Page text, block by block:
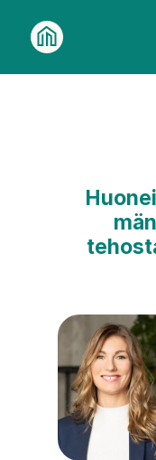
Kenelle
Kaikki
Ohjelmisto